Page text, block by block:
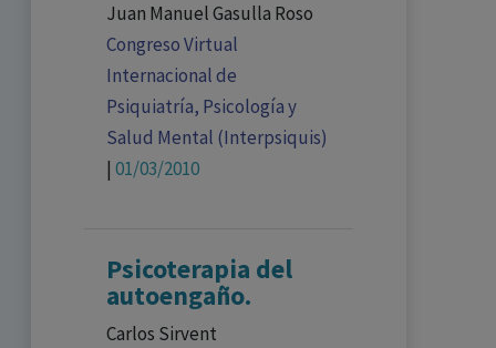
Juan Manuel Gasulla Roso
Congreso Virtual
Internacional de
Psiquiatría, Psicología y
Salud Mental (Interpsiquis)
| 01/03/2010
Psicoterapia del
autoengaño.
Carlos Sirvent